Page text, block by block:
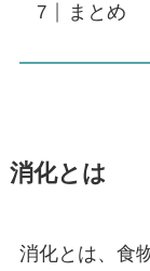
まとめ
消化とは
消化とは、食